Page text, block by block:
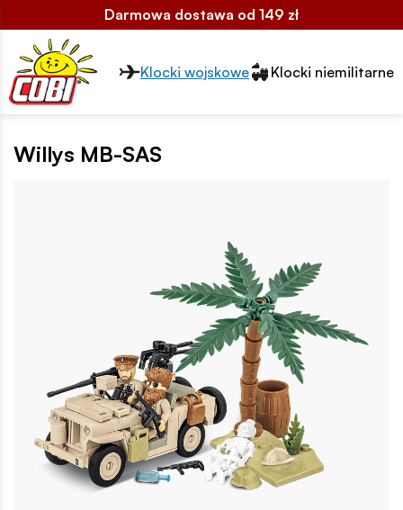
Darmowa dostawa od 149 zł
Przełącznik segmentów2
Klocki wojskowe Klocki niemilitarne
Willys MB-SAS